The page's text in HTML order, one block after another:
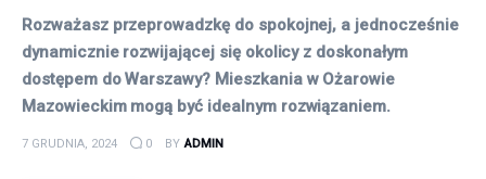
Rozważasz przeprowadzkę do spokojnej, a jednocześnie
dynamicznie rozwijającej się okolicy z doskonałym
dostępem do Warszawy? Mieszkania w Ożarowie
Mazowieckim mogą być idealnym rozwiązaniem.
7 GRUDNIA, 2024 0 BY ADMIN